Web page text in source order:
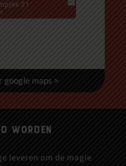
21
google maps >
worden
leveren om de magie